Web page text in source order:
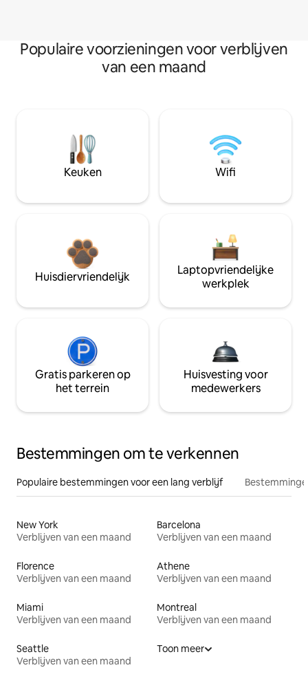
Populaire voorzieningen voor verblijven
van een maand
Keuken Wifi
Huisdiervriendelijk
Laptopvriendelijke
werkplek
Gratis parkeren op
het terrein
Huisvesting voor
medewerkers
Bestemmingen om te verkennen
Populaire bestemmingen voor een lang verblijf
New York
Verblijven van een maand
Barcelona
Verblijven van een maand
Florence
Verblijven van een maand
Athene
Verblijven van een maand
Miami
Verblijven van een maand
Montreal
Verblijven van een maand
Seattle
Verblijven van een maand
Toon meer